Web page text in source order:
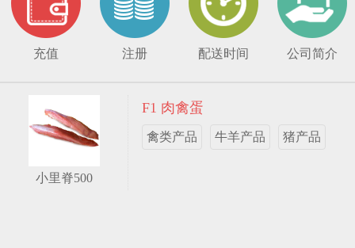
充值 注册 配送时间 公司简介
小里脊500
F1 肉禽蛋
禽类产品 牛羊产品 猪产品